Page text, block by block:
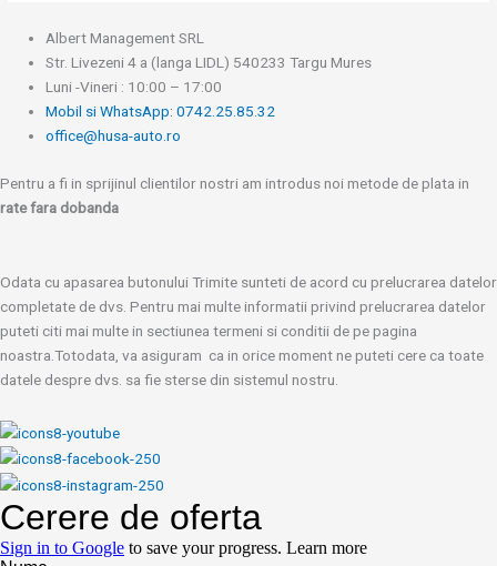
Albert Management SRL
Str. Livezeni 4 a (langa LIDL) 540233 Targu Mures
Luni -Vineri : 10:00 – 17:00
Mobil si WhatsApp: 0742.25.85.32
office@husa-auto.ro
Pentru a fi in sprijinul clientilor nostri am introdus noi metode de plata in
rate fara dobanda
Odata cu apasarea butonului Trimite sunteti de acord cu prelucrarea datelor
completate de dvs. Pentru mai multe informatii privind prelucrarea datelor
puteti citi mai multe in sectiunea termeni si conditii de pe pagina
noastra.Totodata, va asiguram ca in orice moment ne puteti cere ca toate
datele despre dvs. sa fie sterse din sistemul nostru.